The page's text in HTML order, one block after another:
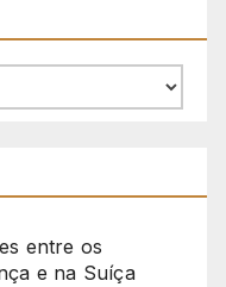
entre os
e na Suíça